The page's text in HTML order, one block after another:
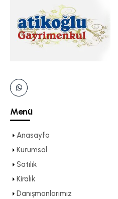
Menü
Anasayfa
Kurumsal
Satılık
Kiralık
Danışmanlarımız